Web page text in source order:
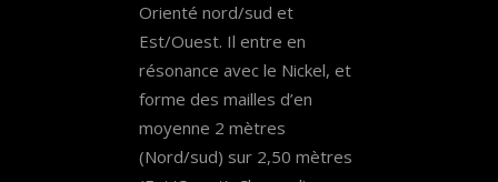
Orienté nord/sud et
Est/Ouest. Il entre en
résonance avec le Nickel, et
forme des mailles d’en
moyenne 2 mètres
(Nord/sud) sur 2,50 mètres